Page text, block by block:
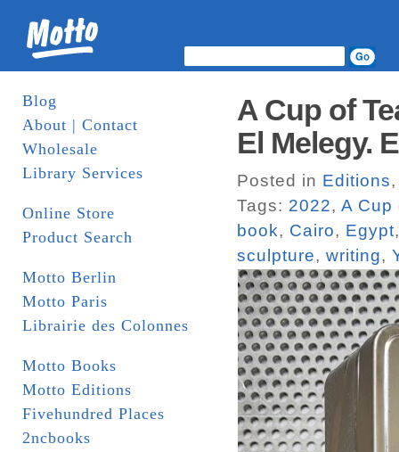
Blog
About | Contact
Wholesale
Library Services
Online Store
Product Search
Motto Berlin
Motto Paris
Librairie des Colonnes
Motto Books
Motto Editions
Fivehundred Places
2ncbooks
A Cup of
El Melegy.
Posted in Editions
Tags: 2022, A Cup
book, Cairo, Egypt
sculpture, writing,